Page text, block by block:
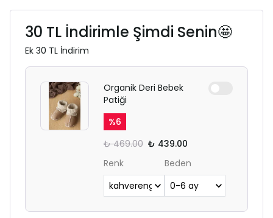
30 TL İndirimle Şimdi Senin🤩
Ek 30 TL İndirim
Organik Deri Bebek
Patiği
%6
₺ 469.00 ₺ 439.00
Renk
Beden